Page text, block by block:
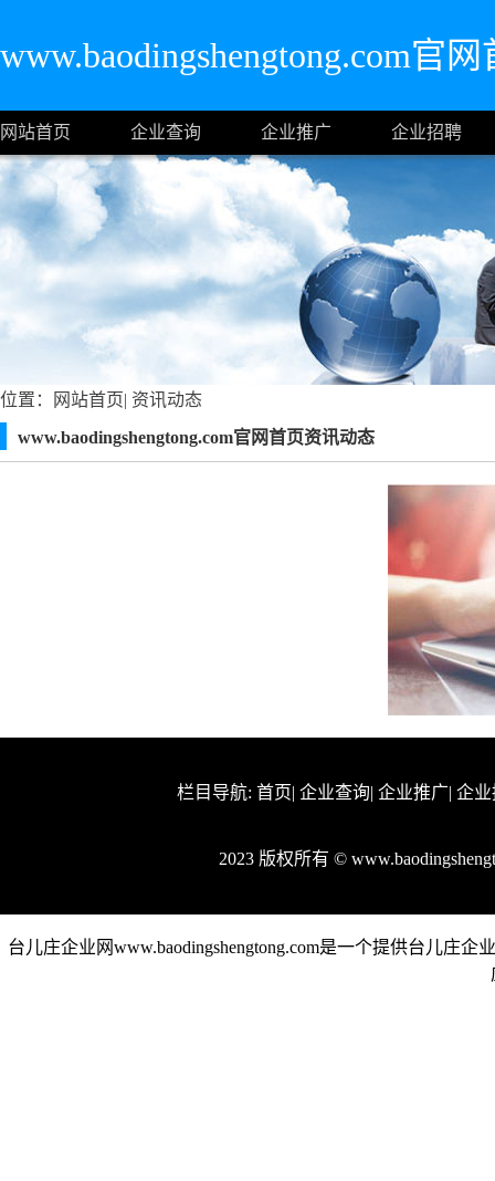
www.baodingshengtong.com官
网站首页 企业查询 企业推广 企业招聘
位置： 网站首页| 资讯动态
www.baodingshengtong.com官网首页资讯动态
栏目导航: 首页| 企业查询| 企业推广| 企
2023 版权所有 ©
台儿庄企业网www.baodingshengtong.com是一个提供台儿庄